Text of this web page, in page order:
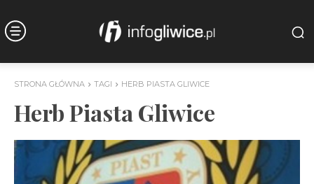
STRONA GŁÓWNA TAGI HERB PIASTA GLIWICE
Herb Piasta Gliwice